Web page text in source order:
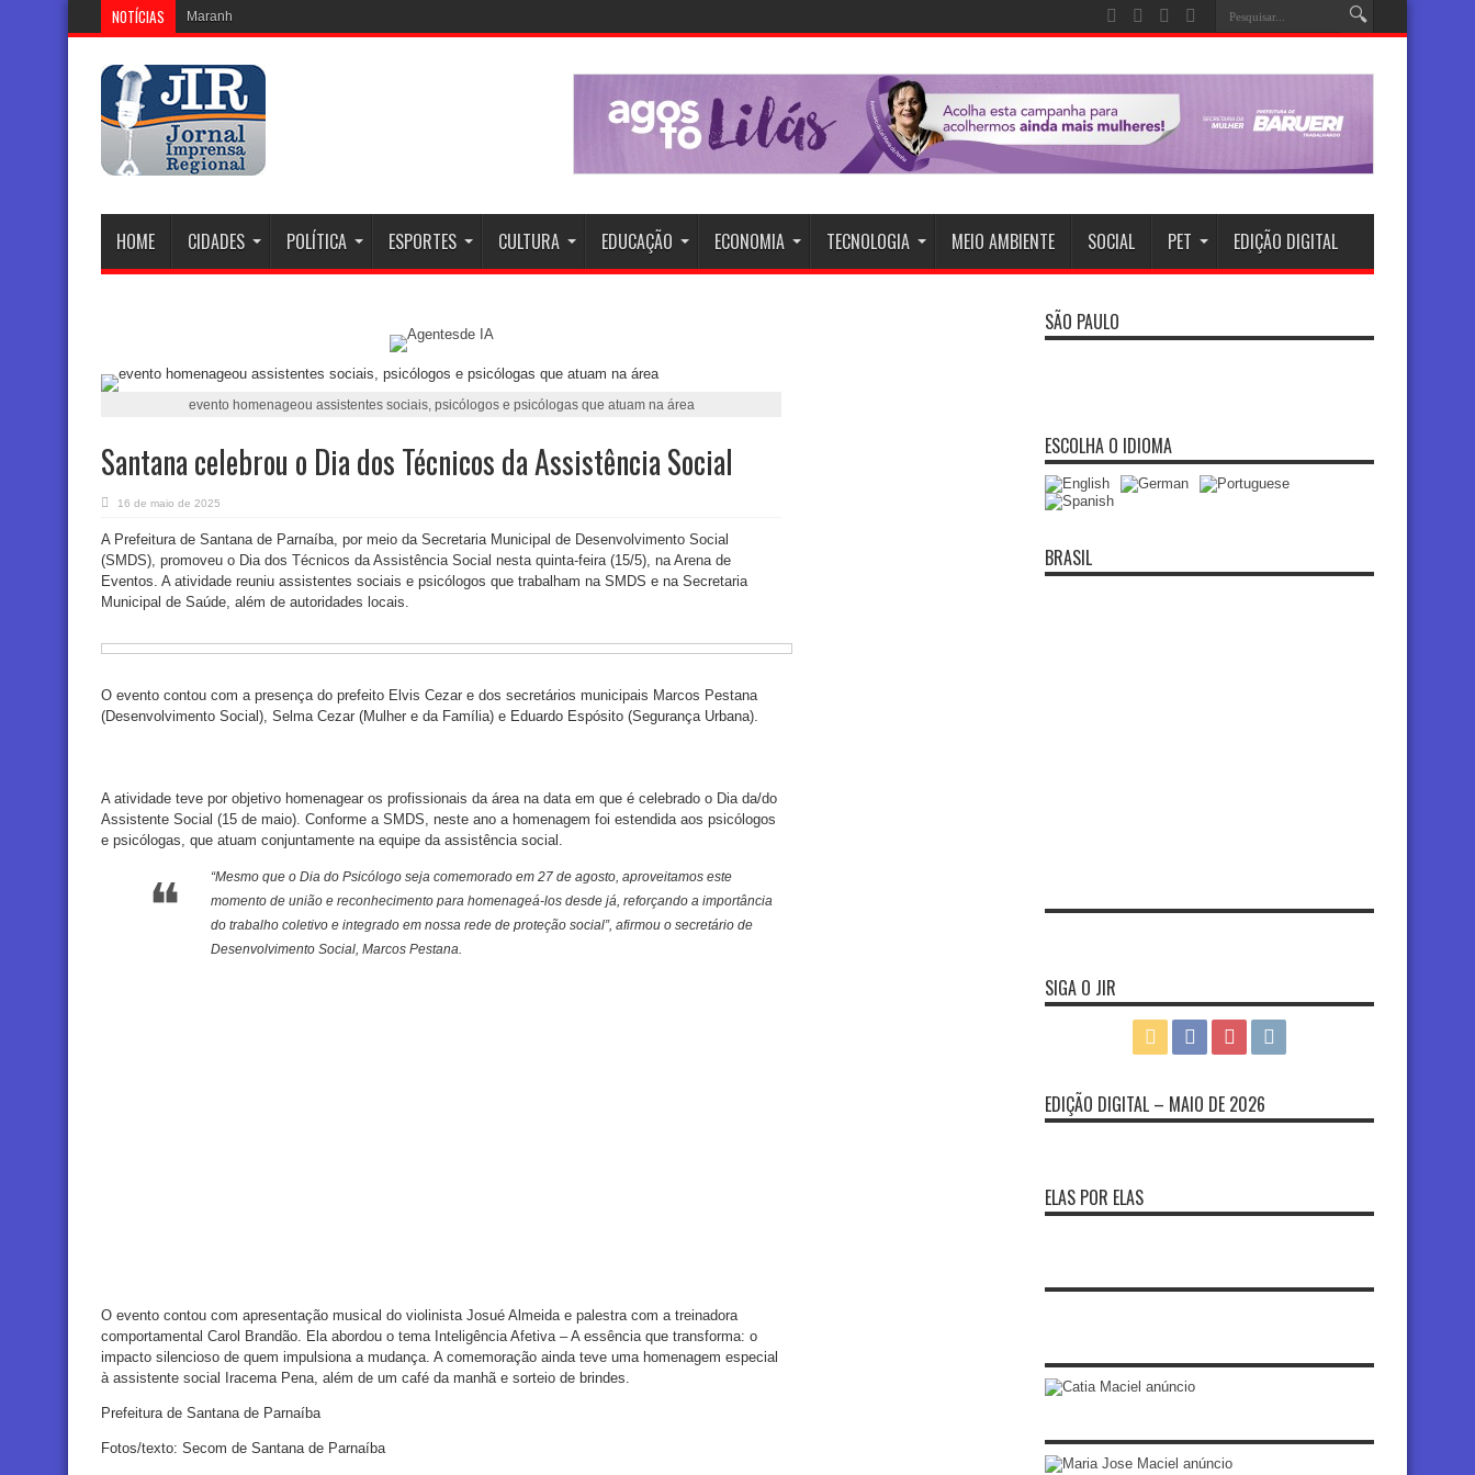
NOTÍCIAS Maranhão Intensifica Esforç
HOME CIDADES POLÍTICA ESPORTES CULTURA EDUCAÇÃO ECONOMIA TECNOLOGIA MEIO AMBIENTE SOCIAL PET EDIÇÃO DIGITAL
evento homenageou assistentes sociais, psicólogos e psicólogas que atuam na área
Santana celebrou o Dia dos Técnicos da Assistência Social
16 de maio de 2025
A Prefeitura de Santana de Parnaíba, por meio da Secretaria Municipal de Desenvolvimento Social
(SMDS), promoveu o Dia dos Técnicos da Assistência Social nesta quinta-feira (15/5), na Arena de
Eventos. A atividade reuniu assistentes sociais e psicólogos que trabalham na SMDS e na Secretaria
Municipal de Saúde, além de autoridades locais.
O evento contou com a presença do prefeito Elvis Cezar e dos secretários municipais Marcos Pestana
(Desenvolvimento Social), Selma Cezar (Mulher e da Família) e Eduardo Espósito (Segurança Urbana).
A atividade teve por objetivo homenagear os profissionais da área na data em que é celebrado o Dia da/do
Assistente Social (15 de maio). Conforme a SMDS, neste ano a homenagem foi estendida aos psicólogos
e psicólogas, que atuam conjuntamente na equipe da assistência social.
“Mesmo que o Dia do Psicólogo seja comemorado em 27 de agosto, aproveitamos este
momento de união e reconhecimento para homenageá-los desde já, reforçando a importância
do trabalho coletivo e integrado em nossa rede de proteção social”, afirmou o secretário de
Desenvolvimento Social, Marcos Pestana.
O evento contou com apresentação musical do violinista Josué Almeida e palestra com a treinadora
comportamental Carol Brandão. Ela abordou o tema Inteligência Afetiva – A essência que transforma: o
impacto silencioso de quem impulsiona a mudança. A comemoração ainda teve uma homenagem especial
à assistente social Iracema Pena, além de um café da manhã e sorteio de brindes.
Prefeitura de Santana de Parnaíba
Fotos/texto: Secom de Santana de Parnaíba
SÃO PAULO
ESCOLHA O IDIOMA
BRASIL
SIGA O JIR
EDIÇÃO DIGITAL – MAIO DE 2026
ELAS POR ELAS